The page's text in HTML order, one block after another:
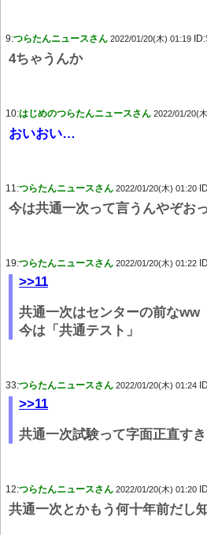
9:つらたんニュースさん 2022/01/20(木) 01:19 ID:
4ちゃうんか
10:はじめのつらたんニュースさん 2022/01/20(
おいおい…
11:つらたんニュースさん 2022/01/20(木) 01:20
今は共通一次って言うんやぞお
19:つらたんニュースさん 2022/01/20(木) 01:22
>>11
共通一次はセンターの前なww
今は「共通テスト」
33:つらたんニュースさん 2022/01/20(木) 01:24
>>11
共通一次試験って字面正直すき
12:つらたんニュースさん 2022/01/20(木) 01:20
共通一次とかもう何十年前だし